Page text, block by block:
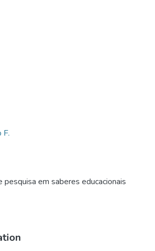
F.
pesquisa em saberes educacionais